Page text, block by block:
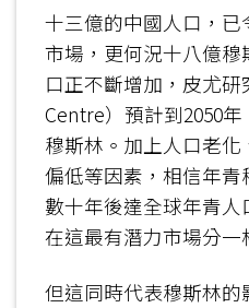
十三億的中國人口，
市場，更何況十八億
口正不斷增加，皮尤研
Centre）預計到2050
穆斯林。加上人口老
偏低等因素，相信年
數十年後達全球年青
在這最有潛力市場分一
但這同時代表穆斯林